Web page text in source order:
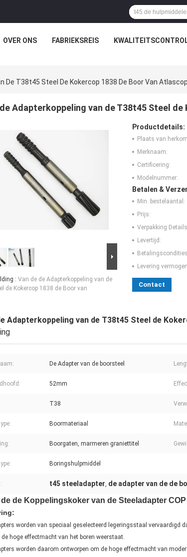
OVER ONS FABRIEKSREIS
De T38t45 Steel De Kokercop 1838 De Boor Van
Adapterkoppeling van de T38t45 Steel
: Van de de Adapterkoppeling van de
de Kokercop 1838 de Boor van
Productdetails:
Plaats van
Merknaam:
Certificering:
Modelnummer:
Betalen &
Min. bestelaantal:
Prijs:
Verpakking
Levertijd:
Levering
Contact
Adapterkoppeling van de T38t45 Steel de
De Adapter van de boorsteel
52mm
T38
Boormateriaal
Boorgaten, marmeren graniettitel
Boringshulpmiddel
t45 steeladapter, de adapter van de de
de Koppelingskoker van de Steeladapter
worden van speciaal geselecteerd legeringsstaal vervaardigd
de hoge effectmacht van het boren weerstaat.
worden daarom ontworpen om de hoge effectmacht van